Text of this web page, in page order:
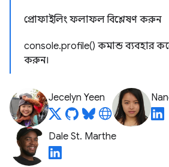
প্রোফাইলিং ফলাফল বিশ্লেষণ করুন
console.profile() কমান্ড ব্যবহার
করুন।
Jecelyn Yeen
Dale St. Marthe